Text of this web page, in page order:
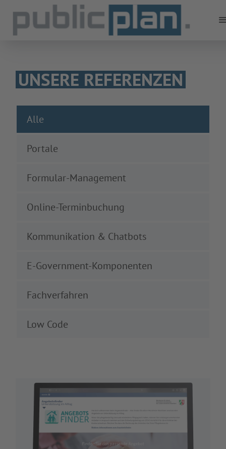
UNSERE REFERENZEN
Alle
Portale
Formular-Management
Online-Terminbuchung
Kommunikation & Chatbots
E-Government-Komponenten
Fachverfahren
Low Code